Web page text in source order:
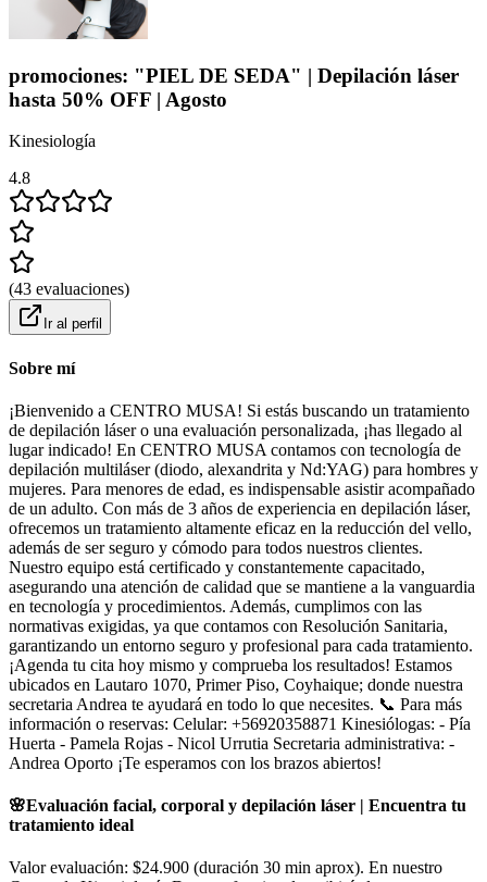
promociones: "PIEL DE SEDA" | Depilación láser
hasta 50% OFF | Agosto
Kinesiología
4.8
(43 evaluaciones)
Ir al perfil
Sobre mí
¡Bienvenido a CENTRO MUSA! Si estás buscando un tratamiento
de depilación láser o una evaluación personalizada, ¡has llegado al
lugar indicado! En CENTRO MUSA contamos con tecnología de
depilación multiláser (diodo, alexandrita y Nd:YAG) para hombres y
mujeres. Para menores de edad, es indispensable asistir acompañado
de un adulto. Con más de 3 años de experiencia en depilación láser,
ofrecemos un tratamiento altamente eficaz en la reducción del vello,
además de ser seguro y cómodo para todos nuestros clientes.
Nuestro equipo está certificado y constantemente capacitado,
asegurando una atención de calidad que se mantiene a la vanguardia
en tecnología y procedimientos. Además, cumplimos con las
normativas exigidas, ya que contamos con Resolución Sanitaria,
garantizando un entorno seguro y profesional para cada tratamiento.
¡Agenda tu cita hoy mismo y comprueba los resultados! Estamos
ubicados en Lautaro 1070, Primer Piso, Coyhaique; donde nuestra
secretaria Andrea te ayudará en todo lo que necesites. 📞 Para más
información o reservas: Celular: +56920358871 Kinesiólogas: - Pía
Huerta - Pamela Rojas - Nicol Urrutia Secretaria administrativa: -
Andrea Oporto ¡Te esperamos con los brazos abiertos!
🌸Evaluación facial, corporal y depilación láser | Encuentra tu
tratamiento ideal
Valor evaluación: $24.900 (duración 30 min aprox). En nuestro